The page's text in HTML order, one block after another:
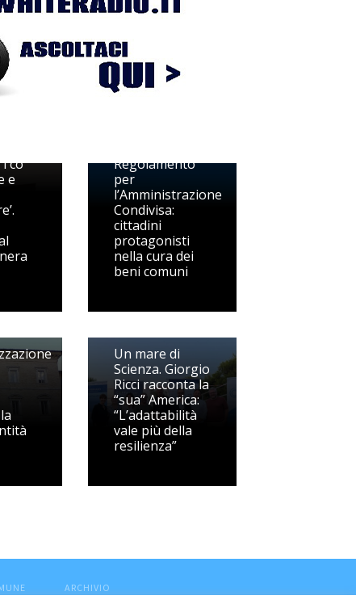
e
Regolamento
per
l’Amministrazione
Condivisa:
cittadini
protagonisti
nella cura dei
beni comuni
Un mare di
Scienza. Giorgio
Ricci racconta la
“sua” America:
“L’adattabilità
vale più della
resilienza”
ARCHIVIO